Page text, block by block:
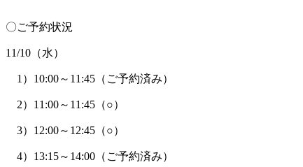
〇ご予約状況
11/10（水）
1）10:00～11:45（ご予約済み）
2）11:00～11:45（○）
3）12:00～12:45（○）
4）13:15～14:00（ご予約済み）